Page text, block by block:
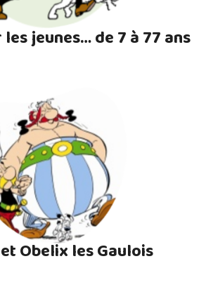
jeunes… de 7 à 77 ans
Obelix les Gaulois